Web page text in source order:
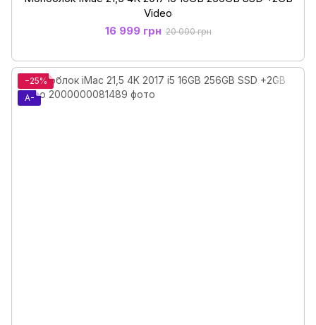
Video
16 999 грн 20 000 грн
−25%
A-